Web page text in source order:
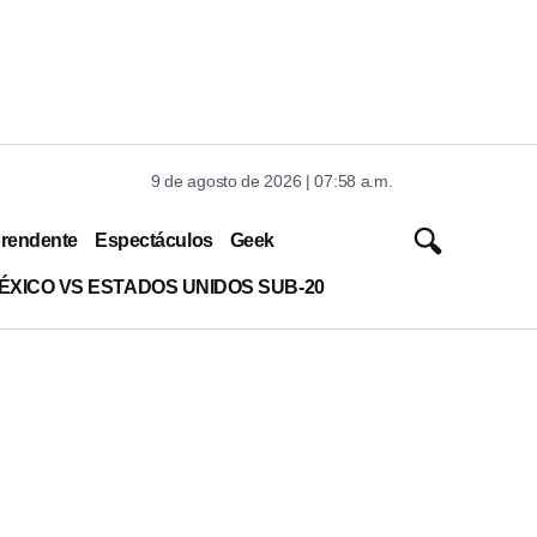
9 de agosto de 2026 | 07:58 a.m.
Espectáculos Geek
VS ESTADOS UNIDOS SUB-20